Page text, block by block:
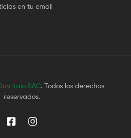
en tu email
Italo SAC. Todos los derechos
reservados.